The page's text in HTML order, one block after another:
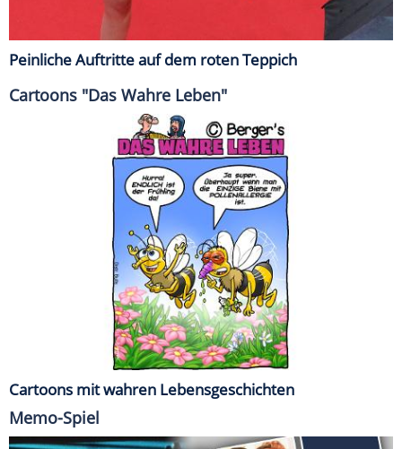
Peinliche Auftritte auf dem roten Teppich
Cartoons "Das Wahre Leben"
Cartoons mit wahren Lebensgeschichten
Memo-Spiel